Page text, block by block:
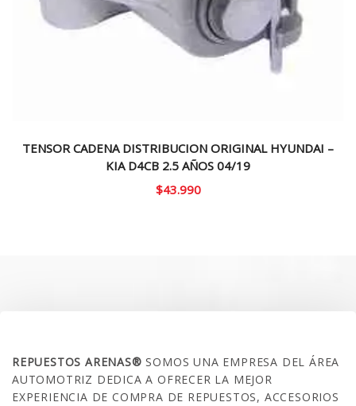
TENSOR CADENA DISTRIBUCION ORIGINAL HYUNDAI –
KIA D4CB 2.5 AÑOS 04/19
$43.990
REPUESTOS ARENAS®SOMOS UNA EMPRESA DEL ÁREA
AUTOMOTRIZ DEDICA A OFRECER LA MEJOR
EXPERIENCIA DE COMPRA DE REPUESTOS, ACCESORIOS